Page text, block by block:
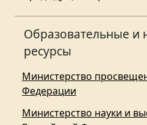
Образовательные и
ресурсы
Министерство
Федерации
Министерство науки и